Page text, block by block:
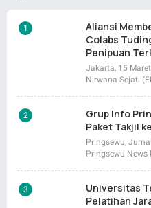
Aliansi
Colabs
Penipuan
Jakarta, 15
Nirwana Sejati
Grup Info
Paket Takjil
Pringsewu,
Pringsewu
Universitas
Pelatihan